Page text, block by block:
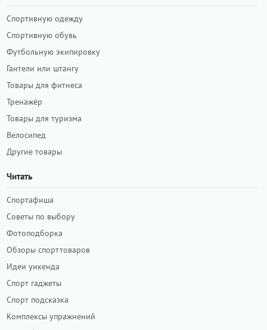
Спортивную одежду
Спортивную обувь
Футбольную экипировку
Гантели или штангу
Товары для фитнеса
Тренажёр
Товары для туризма
Велосипед
Другие товары
Читать
Спортафиша
Советы по выбору
Фотоподборка
Обзоры спорттоваров
Идеи уикенда
Спорт гаджеты
Спорт подсказка
Комплексы упражнений